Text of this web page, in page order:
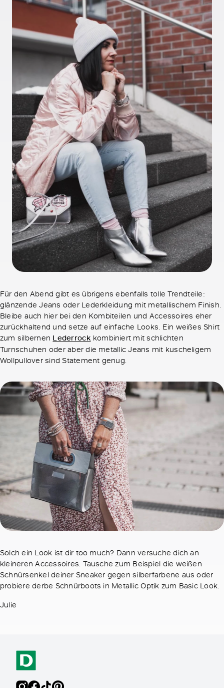
Für den Abend gibt es übrigens ebenfalls tolle Trendteile:
glänzende Jeans oder Lederkleidung mit metallischem Finish.
Bleibe auch hier bei den Kombiteilen und Accessoires eher
zurückhaltend und setze auf einfache Looks. Ein weißes Shirt
zum silbernen Lederrock kombiniert mit schlichten
Turnschuhen oder aber die metallic Jeans mit kuscheligem
Wollpullover sind Statement genug.
Solch ein Look ist dir too much? Dann versuche dich an
kleineren Accessoires. Tausche zum Beispiel die weißen
Schnürsenkel deiner Sneaker gegen silberfarbene aus oder
probiere derbe Schnürboots in Metallic Optik zum Basic Look.
Julie